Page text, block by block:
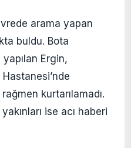
arama yapan
buldu. Bota
Ergin,
Hastanesi’nde
kurtarılamadı.
ise acı haberi